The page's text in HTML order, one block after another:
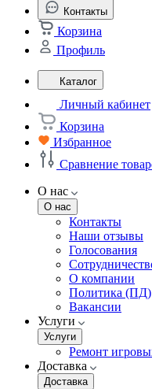
Контакты
Корзина
Профиль
Каталог
Личный кабинет
Корзина
Избранное
Сравнение
О нас
О нас
Контакты
Наши отзывы
Голосования
О компании
Политика (ПД)
Вакансии
Услуги
Услуги
Ремонт
Доставка
Доставка